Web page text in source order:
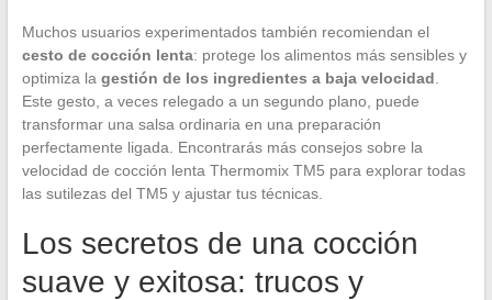
Muchos usuarios experimentados también recomiendan el
cesto de cocción lenta: protege los alimentos más sensibles y
optimiza la gestión de los ingredientes a baja velocidad
Este gesto, a veces relegado a un segundo plano, puede
transformar una salsa ordinaria en una preparación
perfectamente ligada. Encontrarás más consejos sobre la
velocidad de cocción lenta Thermomix TM5 para explorar todas
las sutilezas del TM5 y ajustar tus técnicas.
Los secretos de una cocción
suave y exitosa: trucos y